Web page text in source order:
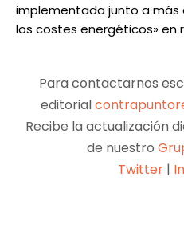
implementada junto a más
los costes energéticos» en
Para contactarnos
editorial
Recibe la actualización
de nuestro
Twitter |